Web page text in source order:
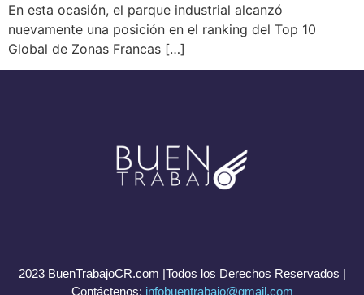
En esta ocasión, el parque industrial alcanzó
nuevamente una posición en el ranking del Top 10
Global de Zonas Francas […]
2023 BuenTrabajoCR.com |Todos los Derechos Reservados |
Contáctenos: infobuentrabajo@gmail.com